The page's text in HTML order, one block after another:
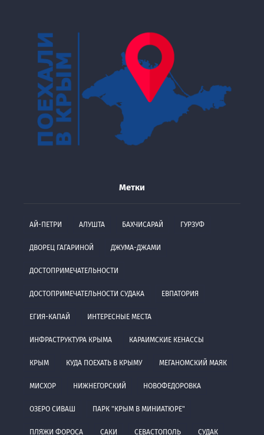
Метки
АЙ-ПЕТРИ АЛУШТА БАХЧИСАРАЙ ГУРЗУФ
ДВОРЕЦ ГАГАРИНОЙ ДЖУМА-ДЖАМИ
ДОСТОПРИМЕЧАТЕЛЬНОСТИ
ДОСТОПРИМЕЧАТЕЛЬНОСТИ СУДАКА ЕВПАТОРИЯ
ЕГИЯ-КАПАЙ ИНТЕРЕСНЫЕ МЕСТА
ИНФРАСТРУКТУРА КРЫМА КАРАИМСКИЕ КЕНАССЫ
КРЫМ КУДА ПОЕХАТЬ В КРЫМУ МЕГАНОМСКИЙ МАЯК
МИСХОР НИЖНЕГОРСКИЙ НОВОФЕДОРОВКА
ОЗЕРО СИВАШ ПАРК "КРЫМ В МИНИАТЮРЕ"
ПЛЯЖИ ФОРОСА САКИ СЕВАСТОПОЛЬ СУДАК